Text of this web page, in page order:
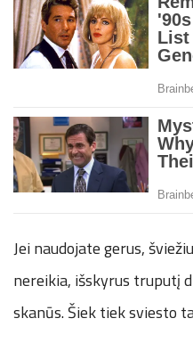
Jei naudojate gerus,
nereikia, išskyrus truputį
skanūs. Šiek tiek sviesto